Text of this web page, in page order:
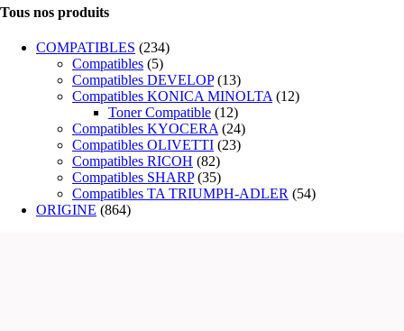
Tous nos produits
COMPATIBLES (234)
Compatibles (5)
Compatibles DEVELOP (13)
Compatibles KONICA MINOLTA (12)
Toner Compatible (12)
Compatibles KYOCERA (24)
Compatibles OLIVETTI (23)
Compatibles RICOH (82)
Compatibles SHARP (35)
Compatibles TA TRIUMPH-ADLER (54)
ORIGINE (864)